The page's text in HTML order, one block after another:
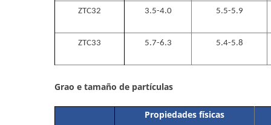
ZTC32 3.5-4.0 5.5-5.9
ZTC33 5.7-6.3 5.4-5.8
Grao e tamaño de partículas
Propiedades físicas